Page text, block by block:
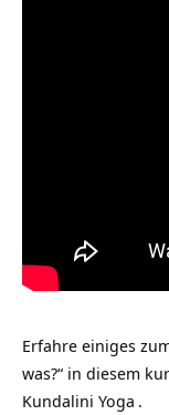
Erfahre einiges
was?“ in diesem
Kundalini Yoga .